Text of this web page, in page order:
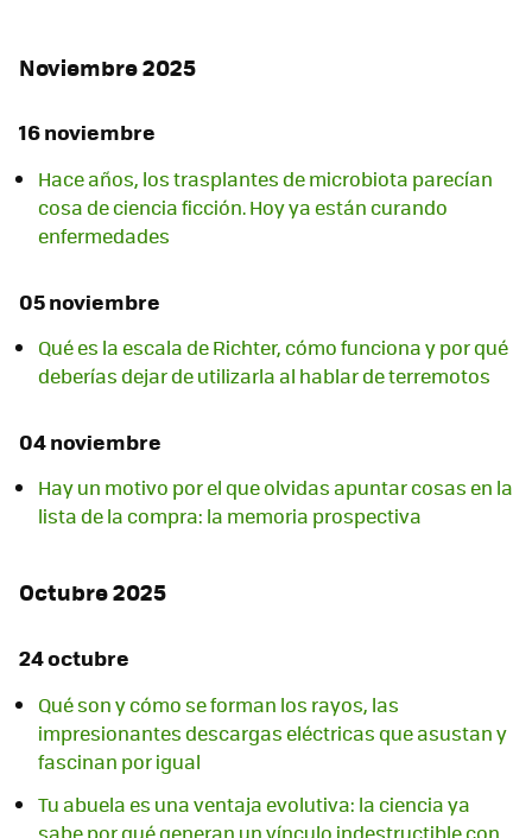
Noviembre 2025
16 noviembre
Hace años, los trasplantes de microbiota parecían
cosa de ciencia ficción. Hoy ya están curando
enfermedades
05 noviembre
Qué es la escala de Richter, cómo funciona y por qué
deberías dejar de utilizarla al hablar de terremotos
04 noviembre
Hay un motivo por el que olvidas apuntar cosas en la
lista de la compra: la memoria prospectiva
Octubre 2025
24 octubre
Qué son y cómo se forman los rayos, las
impresionantes descargas eléctricas que asustan y
fascinan por igual
Tu abuela es una ventaja evolutiva: la ciencia ya
sabe por qué generan un vínculo indestructible con